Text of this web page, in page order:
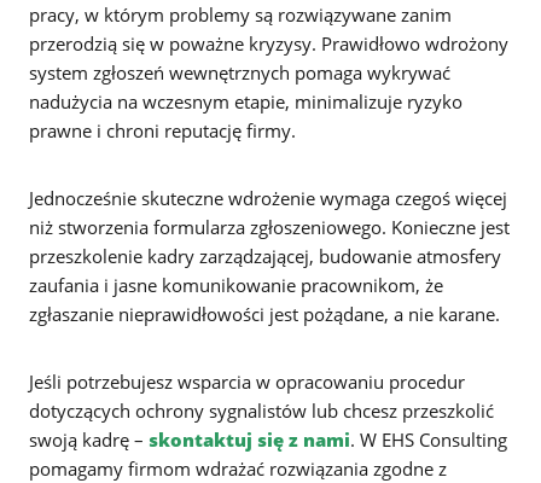
pracy, w którym problemy są rozwiązywane zanim
przerodzią się w poważne kryzysy. Prawidłowo wdrożony
system zgłoszeń wewnętrznych pomaga wykrywać
nadużycia na wczesnym etapie, minimalizuje ryzyko
prawne i chroni reputację firmy.
Jednocześnie skuteczne wdrożenie wymaga czegoś więcej
niż stworzenia formularza zgłoszeniowego. Konieczne jest
przeszkolenie kadry zarządzającej, budowanie atmosfery
zaufania i jasne komunikowanie pracownikom, że
zgłaszanie nieprawidłowości jest pożądane, a nie karane.
Jeśli potrzebujesz wsparcia w opracowaniu procedur
dotyczących ochrony sygnalistów lub chcesz przeszkolić
swoją kadrę – skontaktuj się z nami. W EHS Consulting
pomagamy firmom wdrażać rozwiązania zgodne z